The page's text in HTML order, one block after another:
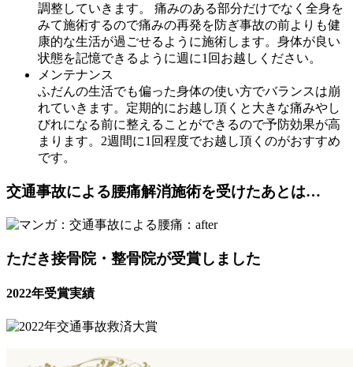
調整していきます。 痛みのある部分だけでなく全身を
みて施術するので痛みの再発を防ぎ事故の前よりも健
康的な生活が過ごせるように施術します。身体が良い
状態を記憶できるように週に1回お越しください。
メンテナンス
ふだんの生活でも偏った身体の使い方でバランスは崩
れていきます。定期的にお越し頂くと大きな痛みやし
びれになる前に整えることができるので予防効果が高
まります。2週間に1回程度でお越し頂くのがおすすめ
です。
交通事故による腰痛解消施術を受けたあとは…
ただき接骨院・整骨院が受賞しました
2022年受賞実績